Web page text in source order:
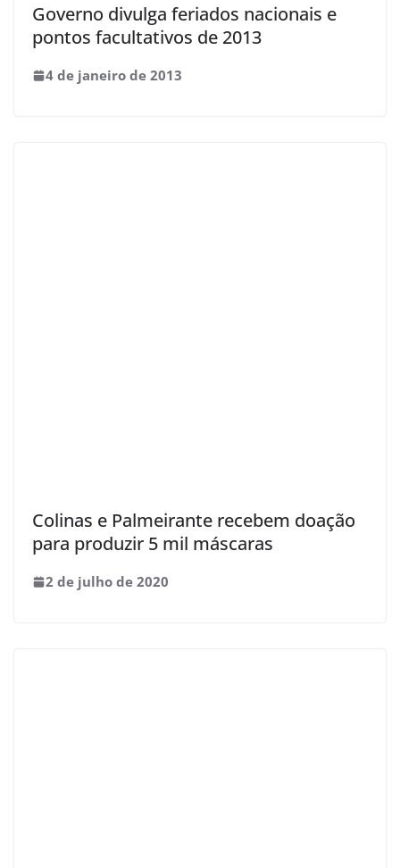
Governo divulga feriados nacionais e
pontos facultativos de 2013
4 de janeiro de 2013
Colinas e Palmeirante recebem doação
para produzir 5 mil máscaras
2 de julho de 2020